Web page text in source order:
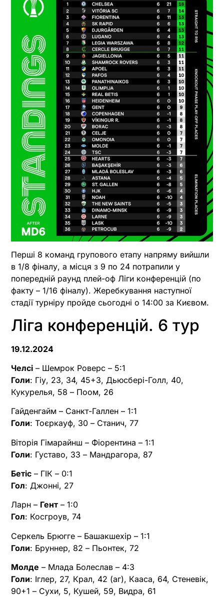
Перші 8 команд групового етапу напряму вийшли
в 1/8 фіналу, а місця з 9 по 24 потрапили у
попередній раунд плей-оф Ліги конференцій (по
факту – 1/16 фіналу). Жеребкування наступної
стадії турніру пройде сьогодні о 14:00 за Києвом.
Ліга конференцій. 6 тур
19.12.2024
Челсі – Шемрок Роверс – 5:1
Голи: Гіу, 23, 34, 45+3, Дьюсбері-Голл, 40,
Кукурелья, 58 – Поом, 26
Гайденгайм – Санкт-Галлен – 1:1
Голи: Тоєркауф, 30 – Станич, 77
Віторія Гімарайнш – Фіорентина – 1:1
Голи: Густаво, 33 – Мандрагора, 87
Бетіс – ГІК – 0:1
Гол: Джонні, 27
Ларн – Гент – 1:0
Гол: Косгроув, 74
Серкель Брюгге – Башакшехір – 1:1
Голи: Бруннер, 82 – Пьонтек, 72
Молде – Млада Болеслав – 4:3
Голи: Іглер, 27, Крал, 42 (аг), Кааса, 64, Стеневік,
90+1 – Сухи, 5, Кушей, 59, Видра, 61